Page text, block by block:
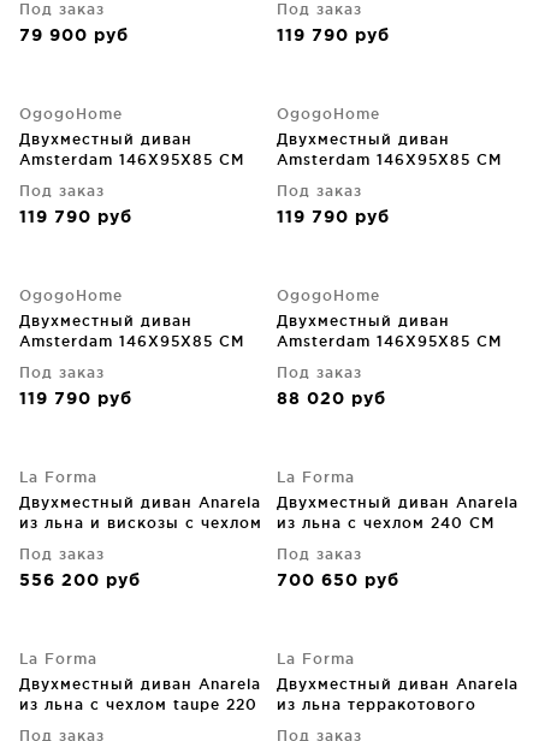
Под заказ
79 900 руб
Под заказ
119 790 руб
OgogoHome
Двухместный диван
Amsterdam 146X95X85 CM
Под заказ
119 790 руб
OgogoHome
Двухместный диван
Amsterdam 146X95X85 CM
Под заказ
119 790 руб
OgogoHome
Двухместный диван
Amsterdam 146X95X85 CM
Под заказ
119 790 руб
OgogoHome
Двухместный диван
Amsterdam 146X95X85 CM
Под заказ
88 020 руб
La Forma
Двухместный диван Anarela
из льна и вискозы с чехлом
240X107X64 CM
Под заказ
556 200 руб
La Forma
Двухместный диван Anarela
из льна с чехлом 240 CM
Под заказ
700 650 руб
La Forma
Двухместный диван Anarela
из льна с чехлом taupe 220
Под заказ
La Forma
Двухместный диван Anarela
из льна терракотового
Под заказ